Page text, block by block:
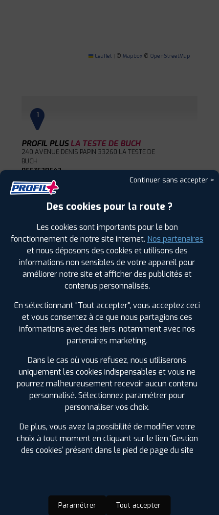
Leaflet | © Mapbox © OpenStreetMap
1
PROFIL PLUSLA TESTE DE BUCH
240 AVENUE DENIS PAPIN 33260 LA TESTE DE
BUCH
0557528542
HORAIRES | +D'INFOS
PROFIL PLUSLE HAILLAN
AVENUE DE MAGUDAS
33185 LE HAILLAN
0557928878
HORAIRES | +D'INFOS
PROFIL PLUS BORDEAUX
214 COURS ST LOUIS 33300 BORDEAUX
4
PROFIL PLUSCARBON BLANC
CARBON BLANC
0556380838
HORAIRES | +D'INFOS
LES GARAGES PROFIL PLUS
DANS LES VILLES À PROXIMITÉ
Andernos-les-Bains (33)
Arcachon (33)
Arès (33)
Gradignan (33)
Gujan-Mestras (33)
Continuer sans accepter >
Des cookies pour la route ?
Les cookies sont importants pour le bon
fonctionnement de notre site internet. Nos partenaires
et nous déposons des cookies et utilisons des
informations non sensibles de votre appareil pour
améliorer notre site et afficher des publicités et
contenus personnalisés.
En sélectionnant "Tout accepter", vous acceptez ceci
et vous consentez à ce que nous partagions ces
informations avec des tiers, notamment avec nos
partenaires marketing.
Dans le cas où vous refusez, nous utiliserons
uniquement les cookies indispensables et vous ne
pourrez malheureusement recevoir aucun contenu
personnalisé. Sélectionnez paramétrer pour
personnaliser vos choix.
De plus, vous avez la possibilité de modifier votre
choix à tout moment en cliquant sur le lien 'Gestion
des cookies' présent dans le pied de page du site
Paramétrer Tout accepter